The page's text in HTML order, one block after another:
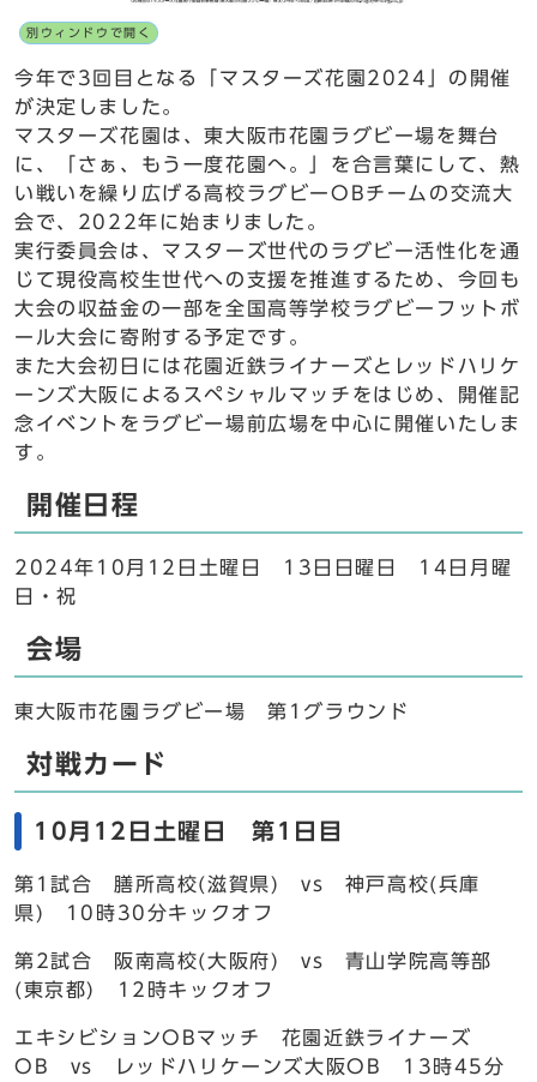
別ウィンドウで開く
今年で3回目となる「マスターズ花園2024」の開催
が決定しました。
マスターズ花園は、東大阪市花園ラグビー場を舞台
に、「さぁ、もう一度花園へ。」を合言葉にして、熱
い戦いを繰り広げる高校ラグビーOBチームの交流大
会で、2022年に始まりました。
実行委員会は、マスターズ世代のラグビー活性化を通
じて現役高校生世代への支援を推進するため、今回も
大会の収益金の一部を全国高等学校ラグビーフットボ
ール大会に寄附する予定です。
また大会初日には花園近鉄ライナーズとレッドハリケ
ーンズ大阪によるスペシャルマッチをはじめ、開催記
念イベントをラグビー場前広場を中心に開催いたしま
す。
開催日程
2024年10月12日土曜日 13日日曜日 14日月曜
日・祝
会場
東大阪市花園ラグビー場 第1グラウンド
対戦カード
10月12日土曜日 第1日目
第1試合 膳所高校(滋賀県) vs 神戸高校(兵庫
県) 10時30分キックオフ
第2試合 阪南高校(大阪府) vs 青山学院高等部
(東京都) 12時キックオフ
エキシビションOBマッチ 花園近鉄ライナーズ
OB vs レッドハリケーンズ大阪OB 13時45分